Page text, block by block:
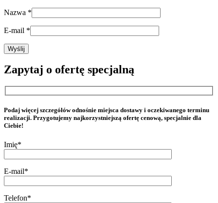
Nazwa *
E-mail *
Zapytaj o ofertę specjalną
Podaj więcej szczegółów odnośnie miejsca dostawy i oczekiwanego terminu
realizacji. Przygotujemy najkorzystniejszą ofertę cenową, specjalnie dla
Ciebie!
Imię*
E-mail*
Telefon*